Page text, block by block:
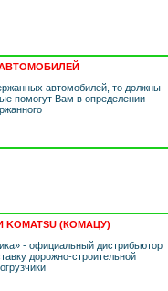
автомобилей, то должны
помогут Вам в определении
(КОМАЦУ)
- официальный дистрибьютор
дорожно-строительной